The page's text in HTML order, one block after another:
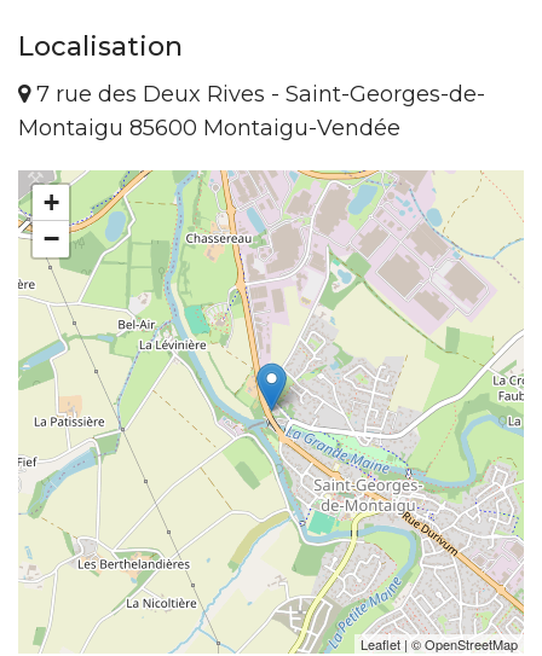
Localisation
7 rue des Deux Rives - Saint-Georges-de-
Montaigu 85600 Montaigu-Vendée
+
−
Leaflet| ©OpenStreetMap